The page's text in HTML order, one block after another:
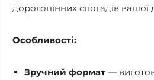
дорогоцінних спогадів вашої
Особливості:
Зручний формат —